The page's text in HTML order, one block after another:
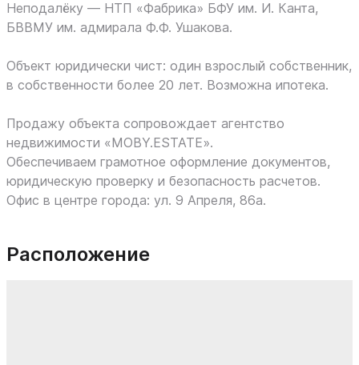
Неподалёку — НТП «Фабрика» БФУ им. И. Канта,
БВВМУ им. адмирала Ф.Ф. Ушакова.
Объект юридически чист: один взрослый собственник,
в собственности более 20 лет. Возможна ипотека.
Продажу объекта сопровождает агентство
недвижимости «MOBY.ESTATE».
Обеспечиваем грамотное оформление документов,
юридическую проверку и безопасность расчетов.
Офис в центре города: ул. 9 Апреля, 86а.
Расположение